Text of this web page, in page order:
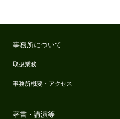
事務所について
取扱業務
事務所概要・アクセス
著書・講演等